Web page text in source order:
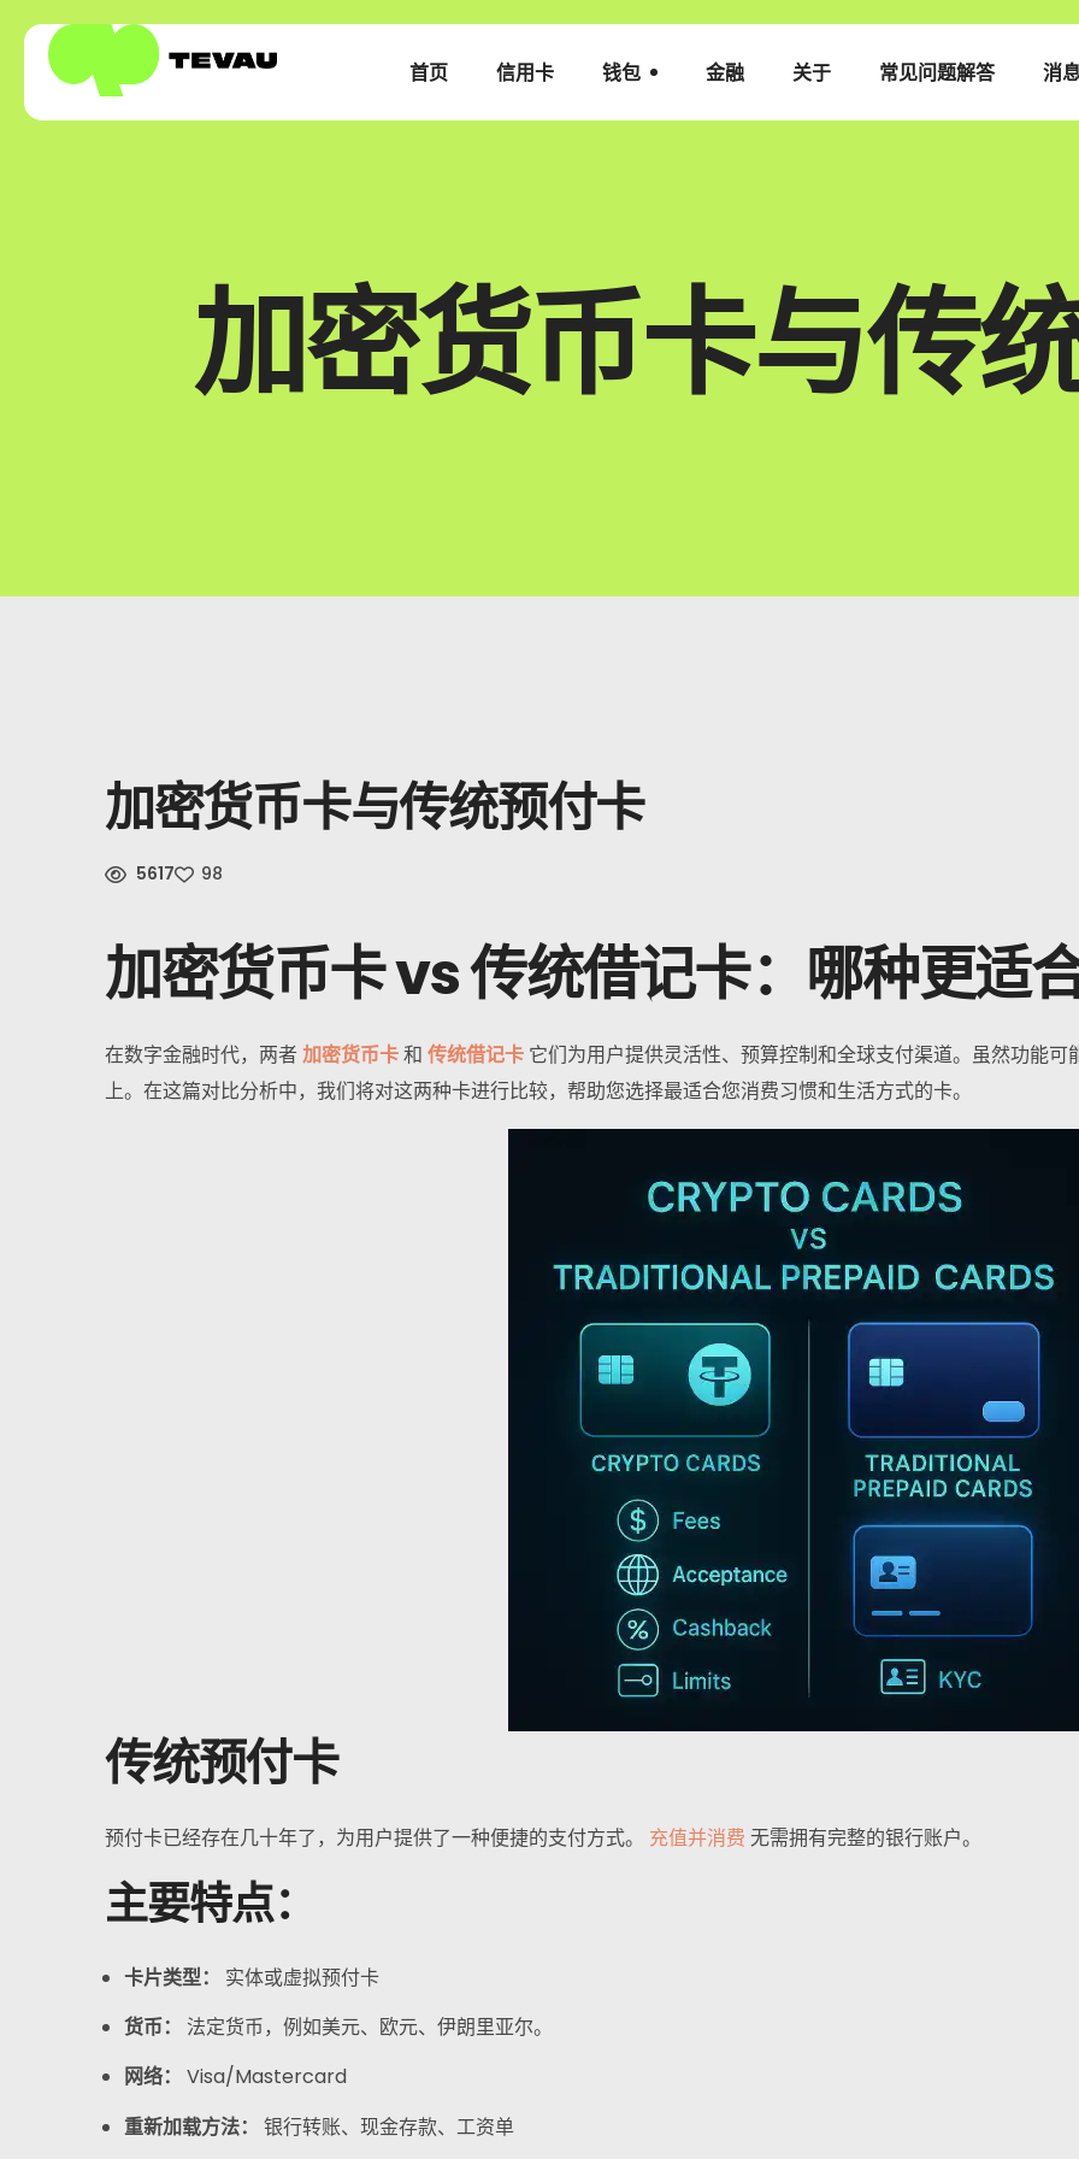
首页 信用卡 钱包 金融 关于 常见问题解答 消
加密货币卡与传
加密货币卡与传统预付卡
5617 98
加密货币卡 vs 传统借记卡：哪种更适
在数字金融时代，两者 加密货币卡和 传统借记卡 它们为用户提供灵活性、预算控制和全球支付渠道。虽然功能
上。在这篇对比分析中，我们将对这两种卡进行比较，帮助您选择最适合您消费习惯和生活方式的卡。
传统预付卡
预付卡已经存在几十年了，为用户提供了一种便捷的支付方式。 充值并消费 无需拥有完整的银行账户。
主要特点：
卡片类型：
实体或虚拟预付卡
货币：
法定货币，例如美元、欧元、伊朗里亚尔。
网络：
Visa/Mastercard
重新加载方法：
银行转账、现金存款、工资单